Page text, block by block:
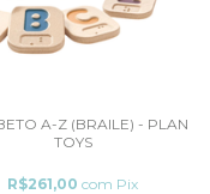
A-Z (BRAILE) - PLAN
TOYS
R$261,00 com Pix